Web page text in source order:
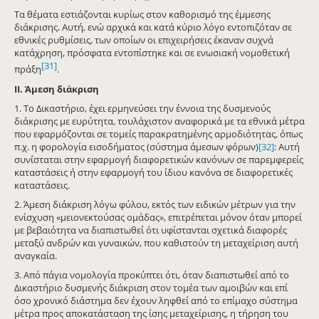
Τα θέματα εστιάζονται κυρίως στον καθορισμό της έμμεσης
διάκρισης. Αυτή, ενώ αρχικά και κατά κύριο λόγο εντοπιζόταν σε
εθνικές ρυθμίσεις, των οποίων οι επιχειρήσεις έκαναν συχνά
κατάχρηση, πρόσφατα εντοπίστηκε και σε ενωσιακή νομοθετική
πράξη[31].
ΙΙ. Άμεση διάκριση
1. Το Δικαστήριο, έχει ερμηνεύσει την έννοια της δυσμενούς
διάκρισης με ευρύτητα, τουλάχιστον αναφορικά με τα εθνικά μέτρα
που εφαρμόζονται σε τομείς παρακρατημένης αρμοδιότητας, όπως
π.χ. η φορολογία εισοδήματος (σύστημα άμεσων φόρων)[32]: Αυτή
συνίσταται στην εφαρμογή διαφορετικών κανόνων σε παρεμφερείς
καταστάσεις ή στην εφαρμογή του ίδιου κανόνα σε διαφορετικές
καταστάσεις.
2. Άμεση διάκριση λόγω φύλου, εκτός των ειδικών μέτρων για την
ενίσχυση «μειονεκτούσας ομάδας», επιτρέπεται μόνον όταν μπορεί
με βεβαιότητα να διαπιστωθεί ότι υφίστανται σχετικά διαφορές
μεταξύ ανδρών και γυναικών, που καθιστούν τη μεταχείριση αυτή
αναγκαία.
3. Από πάγια νομολογία προκύπτει ότι, όταν διαπιστωθεί από το
Δικαστήριο δυσμενής διάκριση στον τομέα των αμοιβών και επί
όσο χρονικό διάστημα δεν έχουν ληφθεί από το επίμαχο σύστημα
μέτρα προς αποκατάσταση της ίσης μεταχείρισης, η τήρηση του